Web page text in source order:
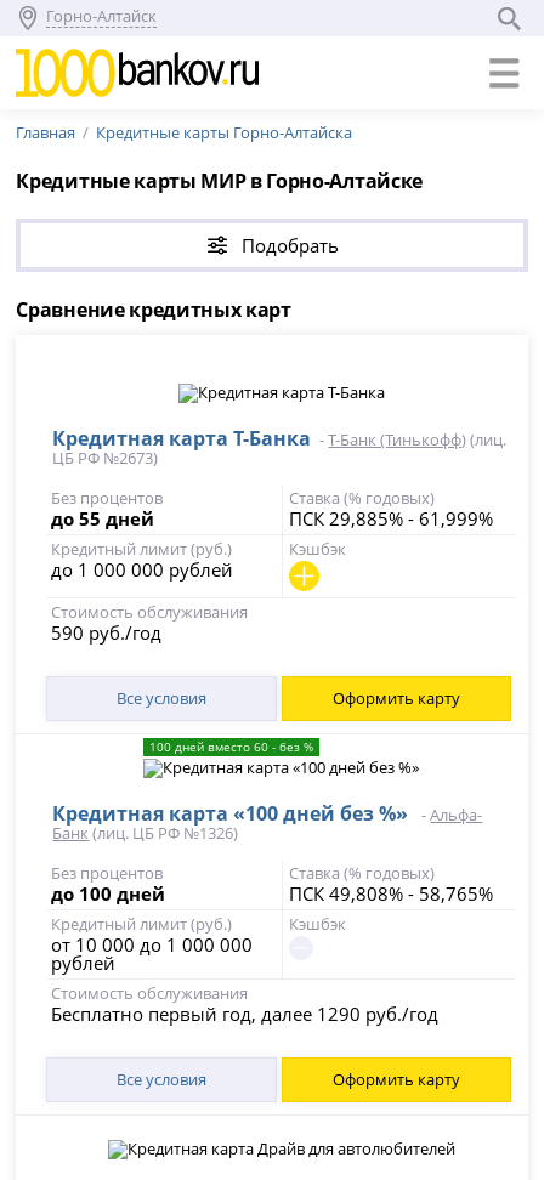
Горно-Алтайск
Главная Кредитные карты Горно-Алтайска
Кредитные карты МИР в Горно-Алтайске
Подобрать
Сравнение кредитных карт
Кредитная карта Т-Банка -Т-Банк (Тинькофф)(лиц.
ЦБ РФ №2673)
Без процентов
до 55 дней
Ставка (% годовых)
ПСК 29,885% - 61,999%
Кредитный лимит (руб.)
до 1 000 000 рублей
Кэшбэк
Стоимость обслуживания
590 руб./год
Все условия Оформить карту
100 дней вместо 60 - без %
Кредитная карта «100 дней без %» -Альфа-
Банк (лиц. ЦБ РФ №1326)
Без процентов
до 100 дней
Ставка (% годовых)
ПСК 49,808% - 58,765%
Кредитный лимит (руб.)
от 10 000 до 1 000 000
рублей
Кэшбэк
Стоимость обслуживания
Бесплатно первый год, далее 1290 руб./год
Все условия Оформить карту